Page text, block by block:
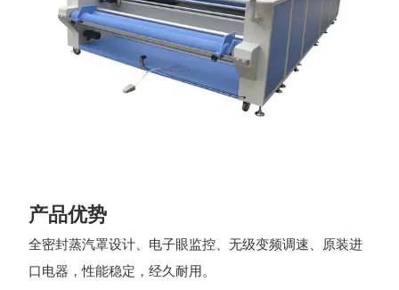
产品优势
全密封蒸汽罩设计、电子眼监控、无级变频调速、原装进
口电器，性能稳定，经久耐用。